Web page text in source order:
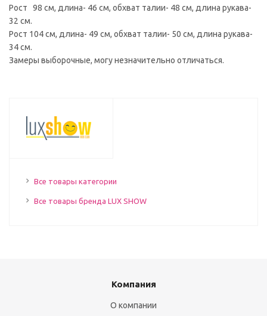
Рост 98 см, длина- 46 см, обхват талии- 48 см, длина рукава-
32 см.
Рост 104 см, длина- 49 см, обхват талии- 50 см, длина рукава-
34 см.
Замеры выборочные, могу незначительно отличаться.
Все товары категории
Все товары бренда LUX SHOW
Компания
О компании